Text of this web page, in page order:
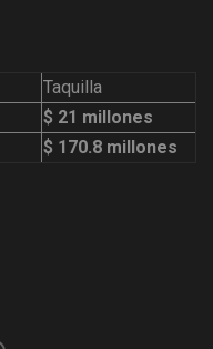
Taquilla
$ 21 millones
$ 170.8 millones